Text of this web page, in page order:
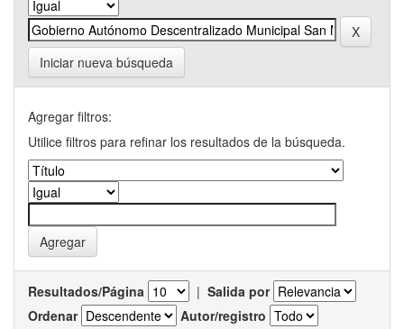
Iniciar nueva búsqueda
Agregar filtros:
Utilice filtros para refinar los resultados de la búsqueda.
Resultados/Página | Salida por
Ordenar
Autor/registro